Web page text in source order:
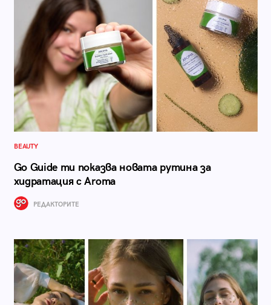
BEAUTY
Go Guide ти показва новата рутина за
хидратация с Aroma
РЕДАКТОРИТЕ